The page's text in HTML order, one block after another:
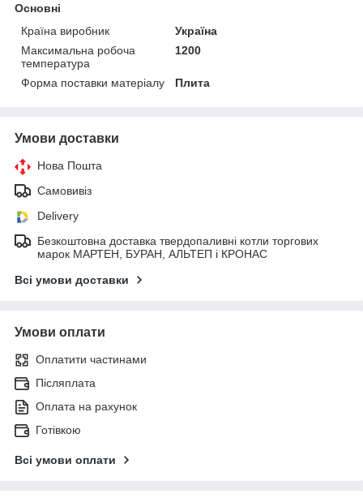
Основні
Країна виробник
Україна
Максимальна робоча
температура
1200
Форма поставки матеріалу Плита
Умови доставки
Нова Пошта
Самовивіз
Delivery
Безкоштовна доставка твердопаливні котли торгових
марок МАРТЕН, БУРАН, АЛЬТЕП і КРОНАС
Всі умови доставки
Умови оплати
Оплатити частинами
Післяплата
Оплата на рахунок
Готівкою
Всі умови оплати